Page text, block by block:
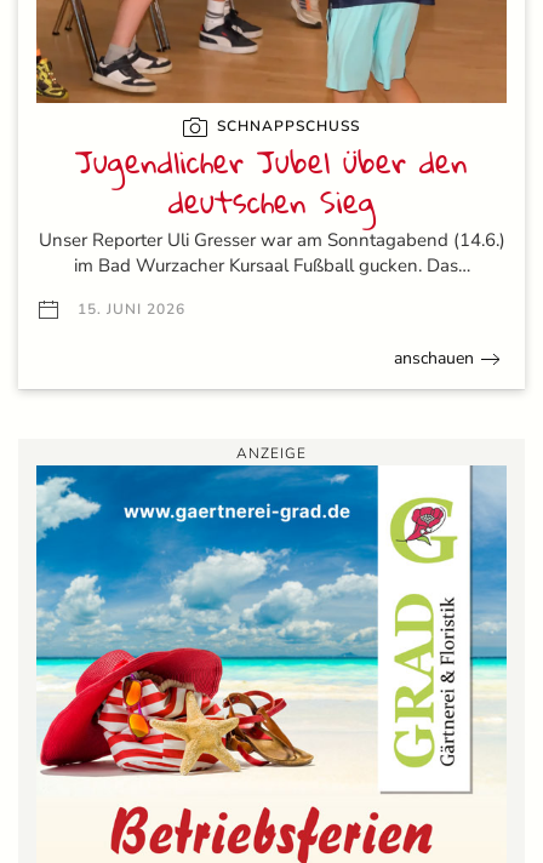
SCHNAPPSCHUSS
Jugendlicher Jubel über den
deutschen Sieg
Unser Reporter Uli Gresser war am Sonntagabend (14.6.)
im Bad Wurzacher Kursaal Fußball gucken. Das…
15. JUNI 2026
anschauen
ANZEIGE